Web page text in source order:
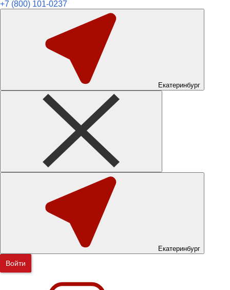
+7 (800) 101-0237
Екатеринбург
Екатеринбург
Войти